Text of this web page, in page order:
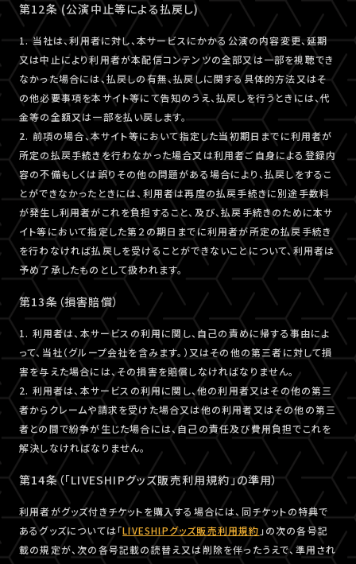
第12条 (公演中止等による払戻し)
1. 当社は、利用者に対し、本サービスにかかる公演の内容変更、延期
又は中止により利用者が本配信コンテンツの全部又は一部を視聴でき
なかった場合には、払戻しの有無、払戻しに関する具体的方法又はそ
の他必要事項を本サイト等にて告知のうえ、払戻しを行うときには、代
金等の全額又は一部を払い戻します。
2. 前項の場合、本サイト等において指定した当初期日までに利用者が
所定の払戻手続きを行わなかった場合又は利用者ご自身による登録内
容の不備もしくは誤りその他の問題がある場合により、払戻しをするこ
とができなかったときには、利用者は再度の払戻手続きに別途手数料
が発生し利用者がこれを負担すること、及び、払戻手続きのために本サ
イト等において指定した第２の期日までに利用者が所定の払戻手続き
を行わなければ払戻しを受けることができないことについて、利用者は
予め了承したものとして扱われます。
第13条（損害賠償）
1. 利用者は、本サービスの利用に関し、自己の責めに帰する事由によ
って、当社（グループ会社を含みます。）又はその他の第三者に対して損
害を与えた場合には、その損害を賠償しなければなりません。
2. 利用者は、本サービスの利用に関し、他の利用者又はその他の第三
者からクレームや請求を受けた場合又は他の利用者又はその他の第三
者との間で紛争が生じた場合には、自己の責任及び費用負担でこれを
解決しなければなりません。
第14条（「LIVESHIPグッズ販売利用規約」の準用）
利用者がグッズ付きチケットを購入する場合には、同チケットの特典で
あるグッズについては「LIVESHIPグッズ販売利用規約 」の次の各号記
載の規定が、次の各号記載の読替え又は削除を伴ったうえで、準用され